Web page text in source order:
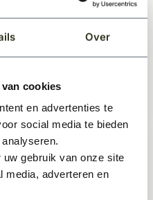
Over
cookies
en advertenties te
social media te bieden
gebruik van onze site
media, adverteren en
Nemef 1200